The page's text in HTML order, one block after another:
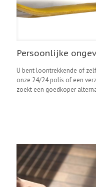
Persoonlijke
U bent loontrekkende of
onze 24/24 polis of een
zoekt een goedkoper